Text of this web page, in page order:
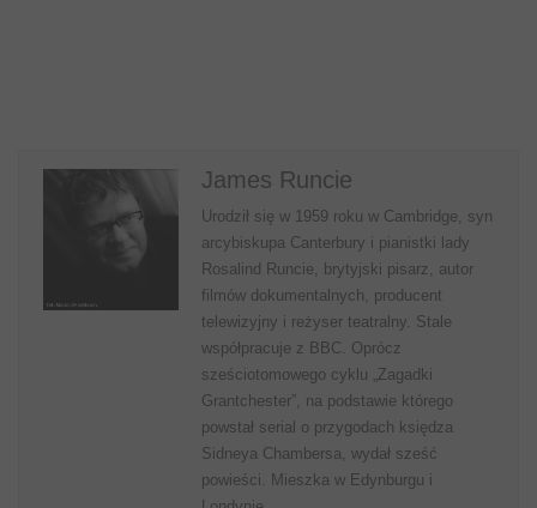
James Runcie
Urodził się w 1959 roku w Cambridge, syn
arcybiskupa Canterbury i pianistki lady
Rosalind Runcie, brytyjski pisarz, autor
filmów dokumentalnych, producent
telewizyjny i reżyser teatralny. Stale
współpracuje z BBC. Oprócz
sześciotomowego cyklu „Zagadki
Grantchester”, na podstawie którego
powstał serial o przygodach księdza
Sidneya Chambersa, wydał sześć
powieści. Mieszka w Edynburgu i